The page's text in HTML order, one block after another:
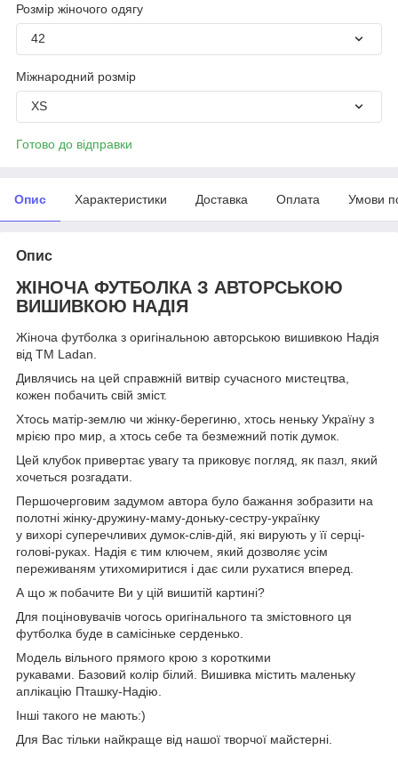
Розмір жіночого одягу
42
Міжнародний розмір
XS
Готово до відправки
Опис Характеристики Доставка Оплата Умови
Опис
ЖІНОЧА ФУТБОЛКА З АВТОРСЬКОЮ
ВИШИВКОЮ НАДІЯ
Жіноча футболка з оригінальною авторською вишивкою Надія
від ТМ Ladan.
Дивлячись на цей справжній витвір сучасного мистецтва,
кожен побачить свій зміст.
Хтось матір-землю чи жінку-берегиню, хтось неньку Україну з
мрією про мир, а хтось себе та безмежний потік думок.
Цей клубок привертає увагу та приковує погляд, як пазл, який
хочеться розгадати.
Першочерговим задумом автора було бажання зобразити на
полотні жінку-дружину-маму-доньку-сестру-українку
у вихорі суперечливих думок-слів-дій, які вирують у її серці-
голові-руках. Надія є тим ключем, який дозволяє усім
переживаням утихомиритися і дає сили рухатися вперед.
А що ж побачите Ви у цій вишитій картині?
Для поціновувачів чогось оригінального та змістовного ця
футболка буде в самісіньке серденько.
Модель вільного прямого крою з короткими
рукавами. Базовий колір білий. Вишивка містить маленьку
аплікацію Пташку-Надію.
Інші такого не мають:)
Для Вас тільки найкраще від нашої творчої майстерні.